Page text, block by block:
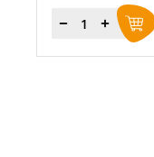
Menge